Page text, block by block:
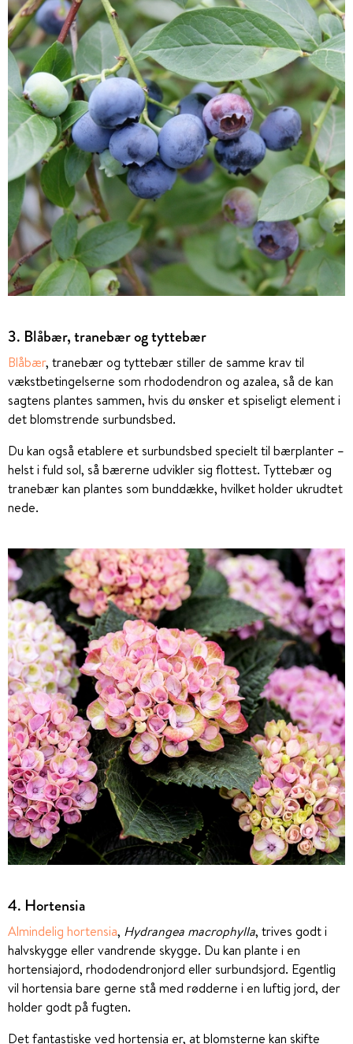
3. Blåbær, tranebær og tyttebær
Blåbær, tranebær og tyttebær stiller de samme krav til
vækstbetingelserne som rhododendron og azalea, så de kan
sagtens plantes sammen, hvis du ønsker et spiseligt element i
det blomstrende surbundsbed.
Du kan også etablere et surbundsbed specielt til bærplanter –
helst i fuld sol, så bærerne udvikler sig flottest. Tyttebær og
tranebær kan plantes som bunddække, hvilket holder ukrudtet
nede.
4. Hortensia
Almindelig hortensia, Hydrangea macrophylla, trives godt i
halvskygge eller vandrende skygge. Du kan plante i en
hortensiajord, rhododendronjord eller surbundsjord. Egentlig
vil hortensia bare gerne stå med rødderne i en luftig jord, der
holder godt på fugten.
Det fantastiske ved hortensia er, at blomsterne kan skifte